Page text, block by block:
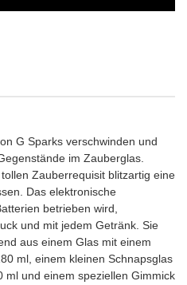
G Sparks verschwinden und
im Zauberglas.
Zauberrequisit blitzartig eine
Das elektronische
betrieben wird,
und mit jedem Getränk. Sie
aus einem Glas mit einem
ml, einem kleinen Schnapsglas
ml und einem speziellen Gimmick